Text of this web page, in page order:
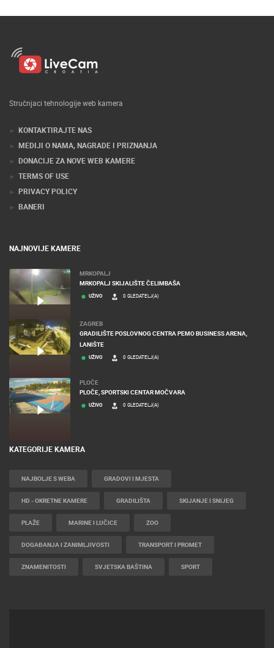
Stručnjaci tehnologije web kamera
KONTAKTIRAJTE NAS
MEDIJI O NAMA, NAGRADE I PRIZNANJA
DONACIJE ZA NOVE WEB KAMERE
TERMS OF USE
PRIVACY POLICY
BANERI
NAJNOVIJE KAMERE
MRKOPALJ
MRKOPALJ SKIJALIŠTE ČELIMBAŠA
UŽIVO 0 GLEDATELJ(A)
ZAGREB
GRADILIŠTE POSLOVNOG CENTRA PEMO BUSINESS ARENA,
LANIŠTE
UŽIVO 0 GLEDATELJ(A)
PLOČE
PLOČE, SPORTSKI CENTAR MOČVARA
UŽIVO 0 GLEDATELJ(A)
KATEGORIJE KAMERA
NAJBOLJE S WEBA GRADOVI I MJESTA
HD - OKRETNE KAMERE GRADILIŠTA SKIJANJE I SNIJEG
PLAŽE MARINE I LUČICE ZOO
DOGAĐANJA I ZANIMLJIVOSTI TRANSPORT I PROMET
ZNAMENITOSTI SVJETSKA BAŠTINA SPORT